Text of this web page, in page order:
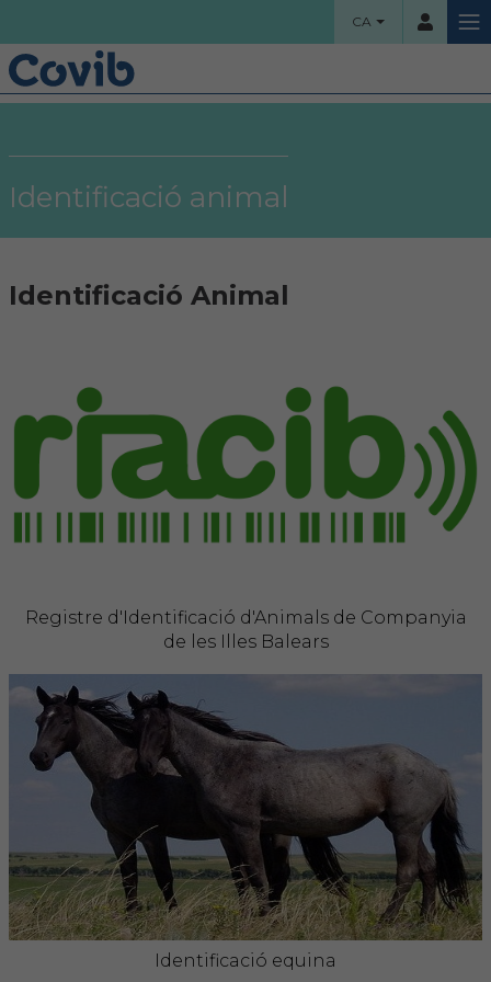
CA
Usuari
Ha oblidat la contrassenya?
HOME
Àrea col·legial
Borsa de treball
FORMACIÓ
Certificats de formacions COVIB
ACTUALITAT
Revista Col·legial
Notes de premsa
Identificació animal
Identificació Animal
Registre d'Identificació d'Animals de Companyia
de les Illes Balears
Identificació equina